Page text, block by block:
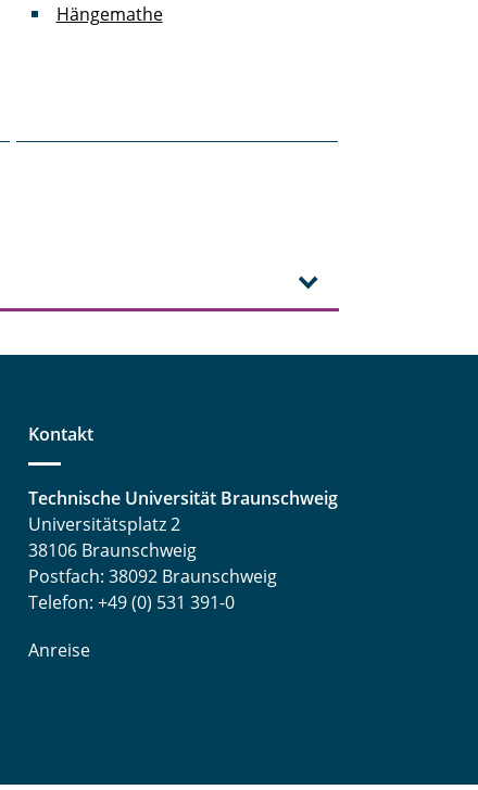
Hängemathe
Kontakt
Technische Universität Braunschweig
Universitätsplatz 2
38106 Braunschweig
Postfach: 38092 Braunschweig
Telefon: +49 (0) 531 391-0
Anreise